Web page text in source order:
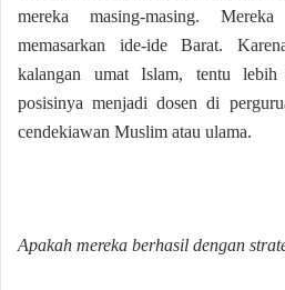
mereka masing-masing.
memasarkan ide-ide Barat.
kalangan umat Islam, tentu
posisinya menjadi dosen di
cendekiawan Muslim atau ulama.
Apakah mereka berhasil dengan